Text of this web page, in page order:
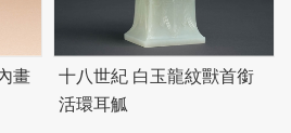
畫
十八世紀 白玉龍紋獸首銜
活環耳觚